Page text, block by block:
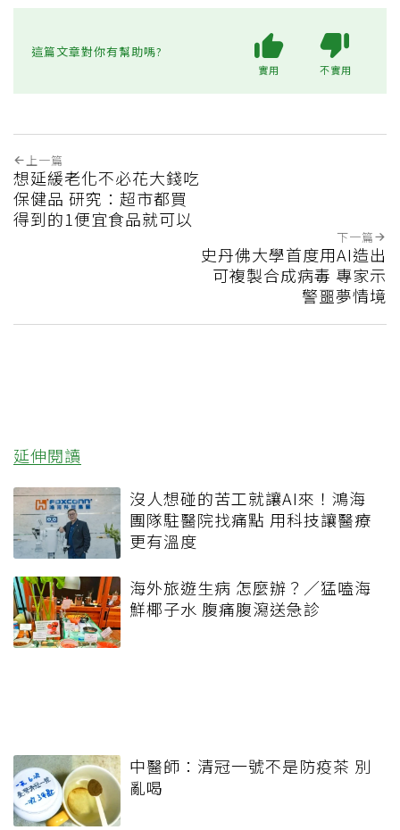
這篇文章對你有幫助嗎?
實用 不實用
上一篇
想延緩老化不必花大錢吃
保健品 研究：超市都買
得到的1便宜食品就可以
下一篇
史丹佛大學首度用AI造出
可複製合成病毒 專家示
警噩夢情境
延伸閱讀
沒人想碰的苦工就讓AI來！鴻海
團隊駐醫院找痛點 用科技讓醫療
更有溫度
海外旅遊生病 怎麼辦？／猛嗑海
鮮椰子水 腹痛腹瀉送急診
中醫師：清冠一號不是防疫茶 別
亂喝